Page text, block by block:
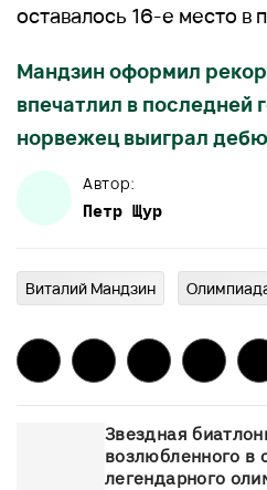
оставалось 16-е место в
Мандзин оформил
впечатлил в последней
норвежец выиграл
Автор:
Петр Щур
Виталий Мандзин
Звездная
возлюбленного в
легендарного